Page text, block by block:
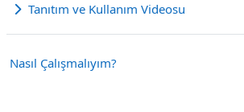
Genişlet
Tanıtım ve Kullanım Videosu
Nasıl Çalışmalıyım?